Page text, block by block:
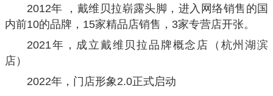
2012年 ，戴维贝拉崭露头脚，进入网络销售的国
内前10的品牌，15家精品店销售，3家专营店开张。
2021年，成立戴维贝拉品牌概念店（杭州湖滨
店）
2022年，门店形象2.0正式启动